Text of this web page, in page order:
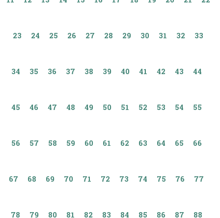
23 24 25 26 27 28 29 30 31 32 33
34 35 36 37 38 39 40 41 42 43 44
45 46 47 48 49 50 51 52 53 54 55
56 57 58 59 60 61 62 63 64 65 66
67 68 69 70 71 72 73 74 75 76 77
78 79 80 81 82 83 84 85 86 87 88